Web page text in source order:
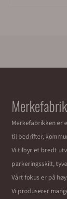
Merkefabrikken er
til bedrifter,
Vi tilbyr et bredt
parkeringsskilt,
Vårt fokus er på
Vi produserer